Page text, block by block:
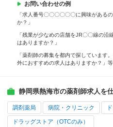
お問い合わせの例
「求人番号〇〇〇〇〇〇に興味がある
か？」
「残業が少なめの店舗をJR〇〇線の
はありますか？」
「薬剤師の募集を都内で探しています
外におすすめの求人はありますか？」等
静岡県熱海市の薬剤師求人を
調剤薬局 病院・クリニック
ドラッグストア（OTCのみ）